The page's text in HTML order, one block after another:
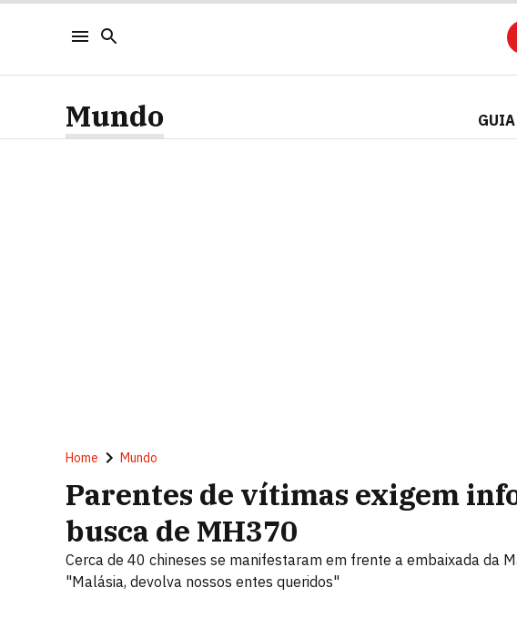
Mundo GUIA
Home Mundo
Parentes de vítimas exigem
busca de MH370
Cerca de 40 chineses se manifestaram em frente a embaixada da
"Malásia, devolva nossos entes queridos"